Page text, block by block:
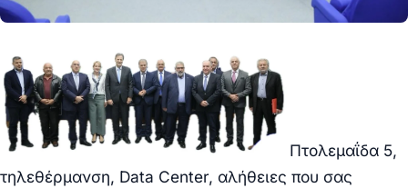
Πτολεμαΐδα 5,
τηλεθέρμανση, Data Center, αλήθειες που σας